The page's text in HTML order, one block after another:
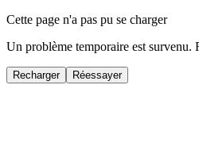
Cette page n'a pas pu se charger
Un problème temporaire est
Recharger Réessayer